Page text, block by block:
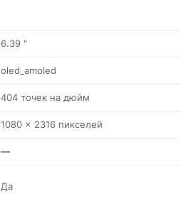
6.39 "
oled_amoled
404 точек на дюйм
1080 x 2316 пикселей
—
Да